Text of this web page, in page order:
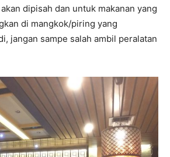
dipisah dan untuk makanan yang
di mangkok/piring yang
jangan sampe salah ambil peralatan